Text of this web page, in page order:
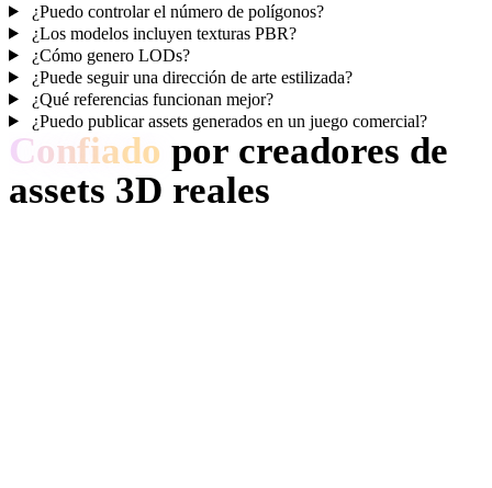
¿Puedo controlar el número de polígonos?
¿Los modelos incluyen texturas PBR?
¿Cómo genero LODs?
¿Puede seguir una dirección de arte estilizada?
¿Qué referencias funcionan mejor?
¿Puedo publicar assets generados en un juego comercial?
Confiado por creadores de
assets 3D reales